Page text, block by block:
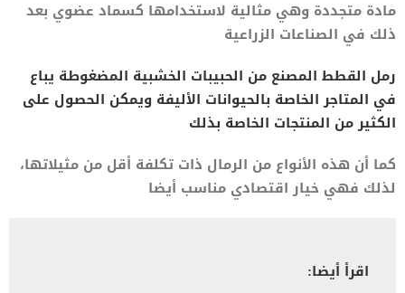
مادة متجددة وهي مثالية لاستخدامها كسماد عضوي بعد
ذلك في الصناعات الزراعية
رمل القطط المصنع من الحبيبات الخشبية المضغوطة يباع
في المتاجر الخاصة بالحيوانات الأليفة ويمكن الحصول على
الكثير من المنتجات الخاصة بذلك
كما أن هذه الأنواع من الرمال ذات تكلفة أقل من مثيلاتها،
لذلك فهي خيار اقتصادي مناسب أيضا
اقرأ أيضا: